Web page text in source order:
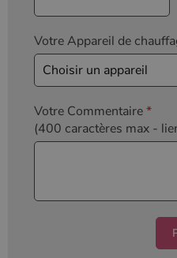
Votre Appareil de
Votre Commentaire*
(400 caractères max -